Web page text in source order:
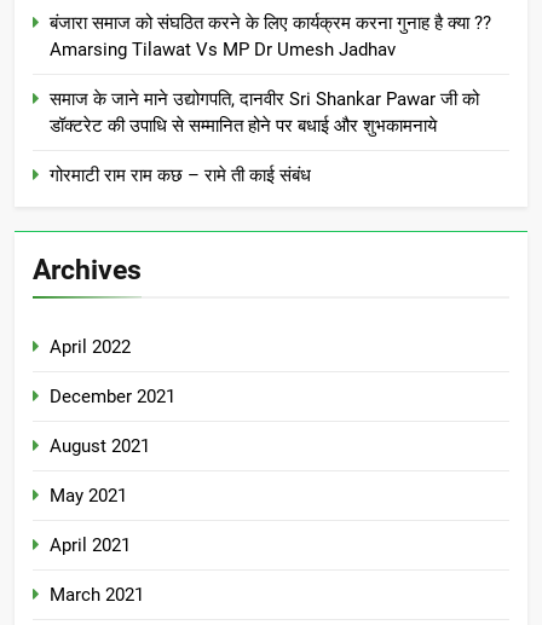
बंजारा समाज को संघठित करने के लिए कार्यक्रम करना गुनाह है क्या ??
Amarsing Tilawat Vs MP Dr Umesh Jadhav
समाज के जाने माने उद्योगपति, दानवीर Sri Shankar Pawar जी को
डॉक्टरेट की उपाधि से सम्मानित होने पर बधाई और शुभकामनाये
गोरमाटी राम राम कछ – रामे ती काई संबंध
Archives
April 2022
December 2021
August 2021
May 2021
April 2021
March 2021